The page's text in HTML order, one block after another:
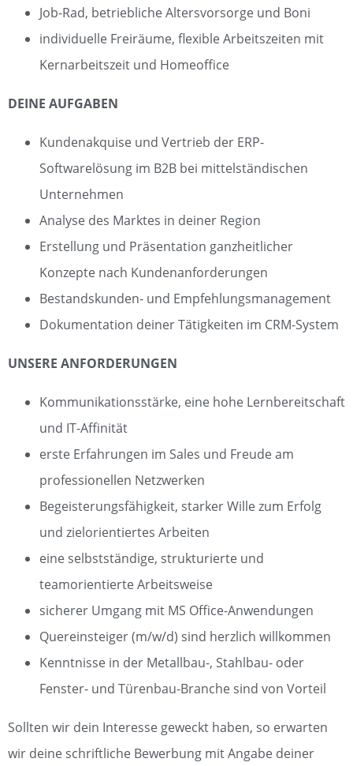
Job-Rad, betriebliche Altersvorsorge und Boni
individuelle Freiräume, flexible Arbeitszeiten mit
Kernarbeitszeit und Homeoffice
DEINE AUFGABEN
Kundenakquise und Vertrieb der ERP-
Softwarelösung im B2B bei mittelständischen
Unternehmen
Analyse des Marktes in deiner Region
Erstellung und Präsentation ganzheitlicher
Konzepte nach Kundenanforderungen
Bestandskunden- und Empfehlungsmanagement
Dokumentation deiner Tätigkeiten im CRM-System
UNSERE ANFORDERUNGEN
Kommunikationsstärke, eine hohe Lernbereitschaft
und IT-Affinität
erste Erfahrungen im Sales und Freude am
professionellen Netzwerken
Begeisterungsfähigkeit, starker Wille zum Erfolg
und zielorientiertes Arbeiten
eine selbstständige, strukturierte und
teamorientierte Arbeitsweise
sicherer Umgang mit MS Office-Anwendungen
Quereinsteiger (m/w/d) sind herzlich willkommen
Kenntnisse in der Metallbau-, Stahlbau- oder
Fenster- und Türenbau-Branche sind von Vorteil
Sollten wir dein Interesse geweckt haben, so erwarten
wir deine schriftliche Bewerbung mit Angabe deiner